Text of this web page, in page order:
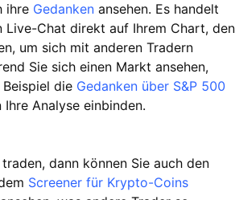
ihre Gedanken ansehen. Es handelt
Live-Chat direkt auf Ihrem Chart, den
um sich mit anderen Tradern
Sie sich einen Markt ansehen,
die Gedanken über S&P 500
Analyse einbinden.
dann können Sie auch den
Screener für Krypto-Coins